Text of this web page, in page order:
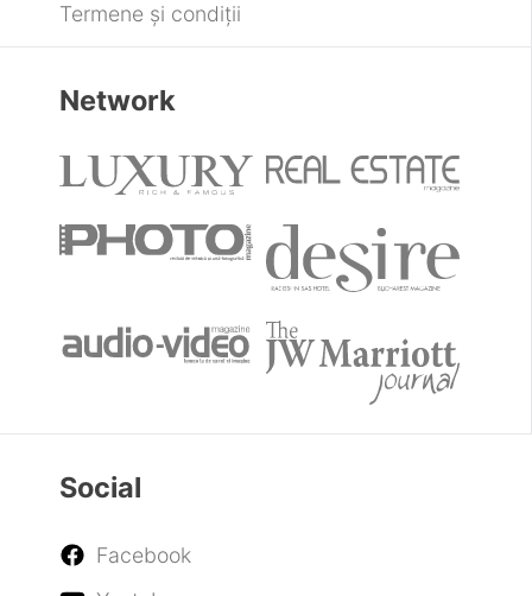
Termene și condiții
Network
Social
Facebook